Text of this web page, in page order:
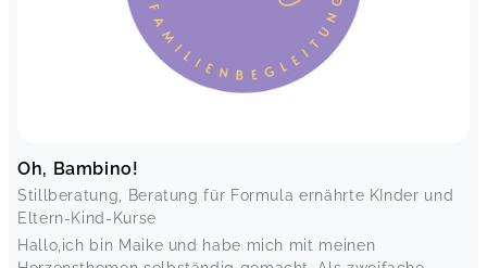
Oh, Bambino!
Stillberatung, Beratung für Formula ernährte KInder und
Eltern-Kind-Kurse
Hallo,ich bin Maike und habe mich mit meinen